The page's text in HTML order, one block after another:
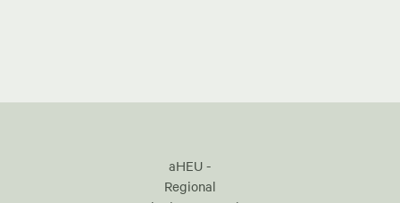
aHEU -
Regional